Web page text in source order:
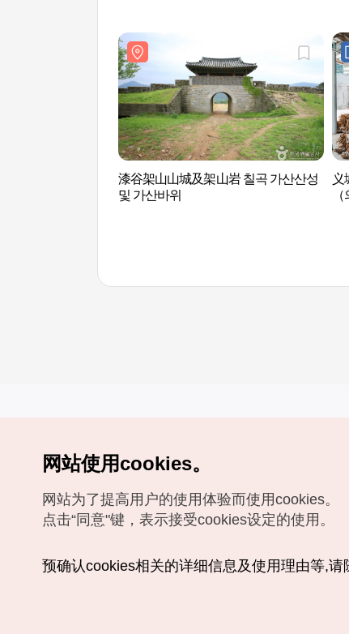
漆谷架山山城及架山岩 칠곡 가산산성
및 가산바위
义
如有相关疑问或建议，欢迎来信。VISITKOREA官方邮箱
chnsim@knto.or.kr
网站使用cookies。
网站为了提高用户的使用体验而使用cookies。
点击“同意"键，表示接受cookies设定的使用。
预确认cookies相关的详细信息及使用理由等,请